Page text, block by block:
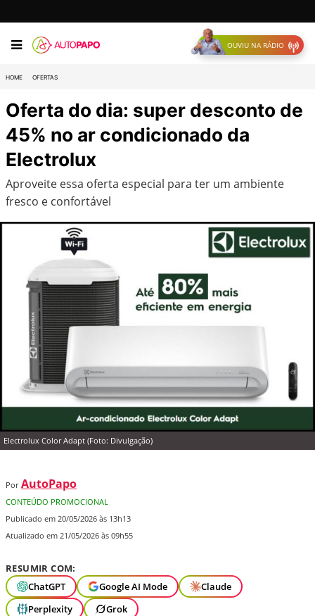
OUVIU NA RÁDIO
HOME OFERTAS
Oferta do dia: super desconto de
45% no ar condicionado da
Electrolux
Aproveite essa oferta especial para ter um ambiente
fresco e confortável
Electrolux Color Adapt (Foto: Divulgação)
Por AutoPapo
CONTEÚDO PROMOCIONAL
Publicado em 20/05/2026 às 13h13
Atualizado em 21/05/2026 às 09h55
RESUMIR COM:
ChatGPT
Google AI Mode
Claude
Perplexity
Grok